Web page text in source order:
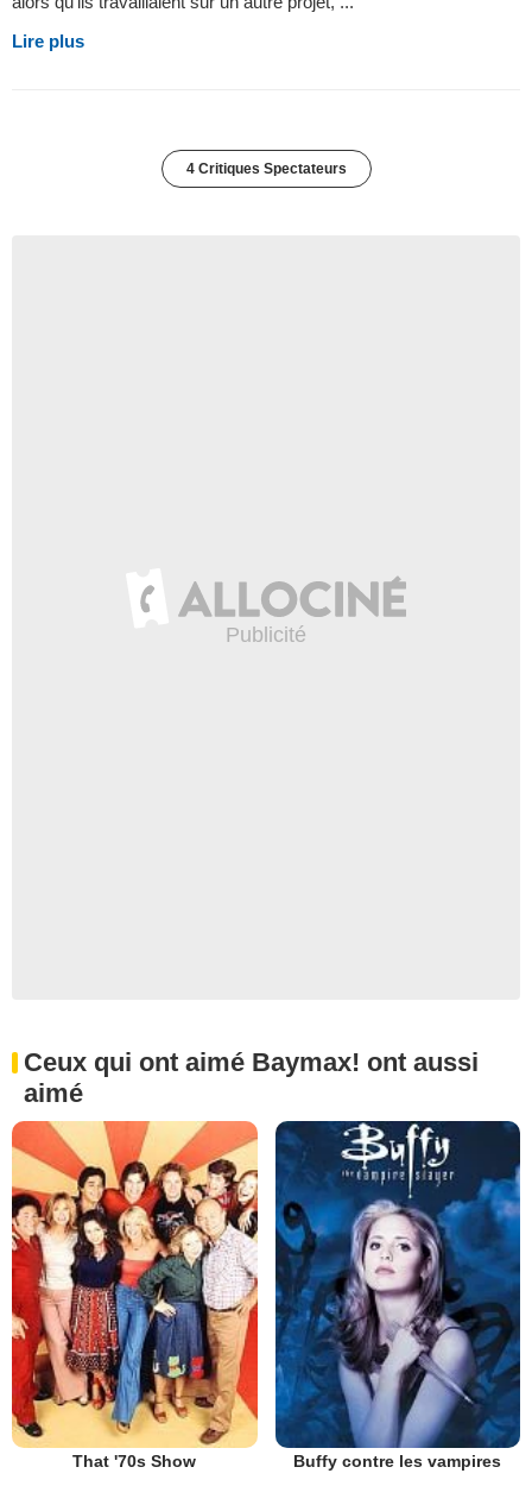
Lire plus
4 Critiques Spectateurs
Ceux qui ont aimé Baymax! ont aussi
aimé
That '70s Show Buffy contre les vampires